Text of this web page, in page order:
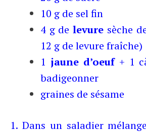
10 g de sel fin
4 g delevure sèche
12 g de levure fraîche)
1 jaune d’oeuf+ 1
badigeonner
graines de sésame
1. Dans un saladier